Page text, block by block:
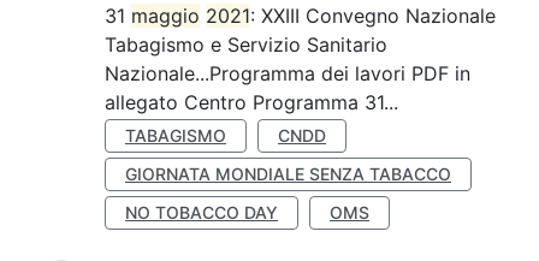
31 maggio 2021: XXIII Convegno Nazionale
Tabagismo e Servizio Sanitario
Nazionale...Programma dei lavori PDF in
allegato Centro Programma 31...
TABAGISMO
CNDD
GIORNATA MONDIALE SENZA TABACCO
NO TOBACCO DAY
OMS